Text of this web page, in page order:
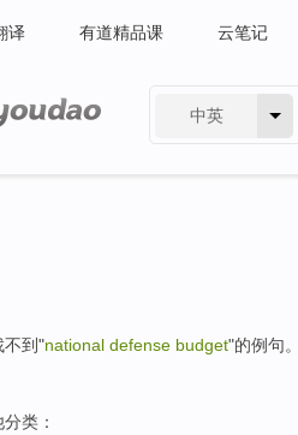
译 有道精品课 云笔记
中英
不到"national defense budget"的例句
类：